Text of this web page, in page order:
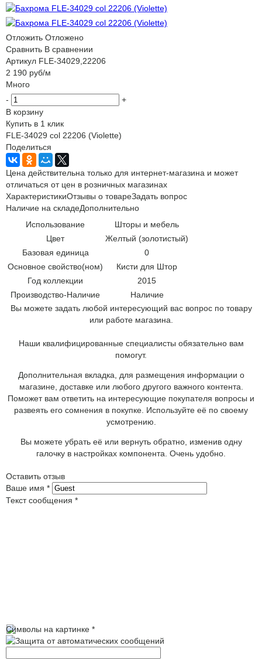
Отложить Отложено
Сравнить В сравнении
Артикул FLE-34029,22206
2 190 руб/м
Много
-
+
В корзину
Купить в 1 клик
FLE-34029 col 22206 (Violette)
Поделиться
Цена действительна только для интернет-магазина и может
отличаться от цен в розничных магазинах
ХарактеристикиОтзывы о товареЗадать вопрос
Наличие на складеДополнительно
Использование
Шторы и мебель
Цвет
Желтый (золотистый)
Базовая единица
0
Основное свойство(ном)
Кисти для Штор
Год коллекции
2015
Производство-Наличие
Наличие
Вы можете задать любой интересующий вас вопрос по товару
или работе магазина.
Наши квалифицированные специалисты обязательно вам
помогут.
Дополнительная вкладка, для размещения информации о
магазине, доставке или любого другого важного контента.
Поможет вам ответить на интересующие покупателя вопросы и
развеять его сомнения в покупке. Используйте её по своему
усмотрению.
Вы можете убрать её или вернуть обратно, изменив одну
галочку в настройках компонента. Очень удобно.
Оставить отзыв
Ваше имя *
Текст сообщения *
Символы на картинке *